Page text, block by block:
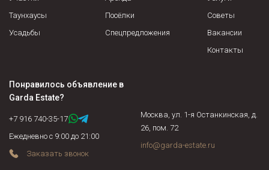
Помимо указанных выше документов, составляется опись
имущества, находящегося в коттедже, которая является
приложением к договору аренды, именно на нее
собственник может ссылаться в случае нанесения
сдаваемого коттеджа, в ней же указывается состояние
перечисляемых предметов (новые, б/у и т.п.) и зачастую
стоимость (применяется в случае наличия в доме
предметов антиквариата, эксклюзивных предметов
интерьера).
Таунхаусы
Усадьбы
Посёлки
Спецпредложения
Советы
Вакансии
Контакты
Понравилось объявление в
Garda Estate?
+7 916 740-35-17
Ежедневно с 9:00 до 21:00
Заказать звонок
Москва, ул. 1-я Останкинская, д.
26, пом. 72
info@garda-estate.ru